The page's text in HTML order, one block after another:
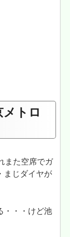
トロ
また空席でガ
まじダイヤが
・・・けど池